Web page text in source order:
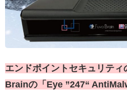
エンドポイントセキュリテ
Brainの「Eye ”247“